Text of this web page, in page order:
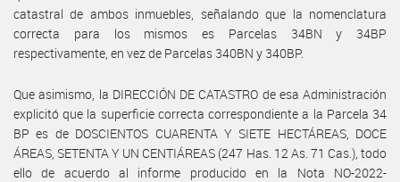
catastral de ambos inmuebles, señalando que la nomenclatura
correcta para los mismos es Parcelas 34BN y 34BP
respectivamente, en vez de Parcelas 340BN y 340BP.
Que asimismo, la DIRECCIÓN DE CATASTRO de esa Administración
explicitó que la superficie correcta correspondiente a la Parcela 34
BP es de DOSCIENTOS CUARENTA Y SIETE HECTÁREAS, DOCE
ÁREAS, SETENTA Y UN CENTIÁREAS (247 Has. 12 As. 71 Cas.), todo
ello de acuerdo al informe producido en la Nota NO-2022-